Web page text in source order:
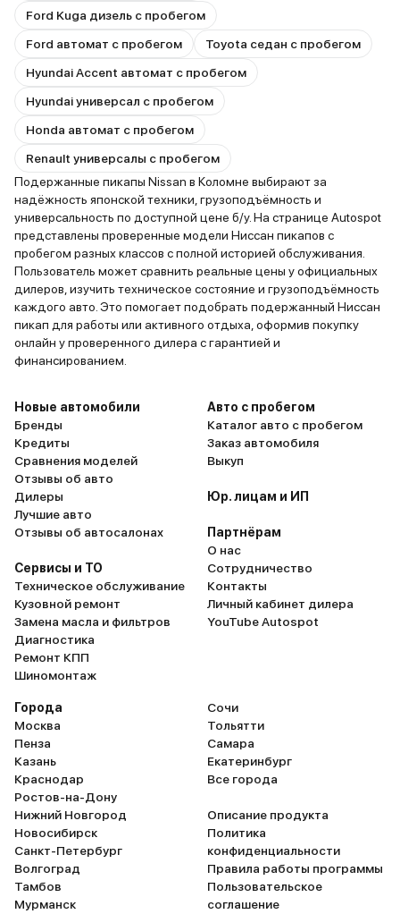
Ford Kuga дизель с пробегом
Ford автомат с пробегом
Toyota седан с пробегом
Hyundai Accent автомат с пробегом
Hyundai универсал с пробегом
Honda автомат с пробегом
Renault универсалы с пробегом
Подержанные пикапы Nissan в Коломне выбирают за
надёжность японской техники, грузоподъёмность и
универсальность по доступной цене б/у. На странице Autospot
представлены проверенные модели Ниссан пикапов с
пробегом разных классов с полной историей обслуживания.
Пользователь может сравнить реальные цены у официальных
дилеров, изучить техническое состояние и грузоподъёмность
каждого авто. Это помогает подобрать подержанный Ниссан
пикап для работы или активного отдыха, оформив покупку
онлайн у проверенного дилера с гарантией и
финансированием.
Новые автомобили
Бренды
Кредиты
Сравнения моделей
Отзывы об авто
Дилеры
Лучшие авто
Отзывы об автосалонах
Сервисы и ТО
Техническое обслуживание
Кузовной ремонт
Замена масла и фильтров
Диагностика
Ремонт КПП
Шиномонтаж
Авто с пробегом
Каталог авто с пробегом
Заказ автомобиля
Выкуп
Юр. лицам и ИП
Партнёрам
О нас
Сотрудничество
Контакты
Личный кабинет дилера
YouTube Autospot
Города
Москва
Пенза
Казань
Краснодар
Ростов-на-Дону
Нижний Новгород
Новосибирск
Санкт-Петербург
Волгоград
Тамбов
Мурманск
Сочи
Тольятти
Самара
Екатеринбург
Все города
Описание продукта
Политика
конфиденциальности
Правила работы программы
Пользовательское
соглашение